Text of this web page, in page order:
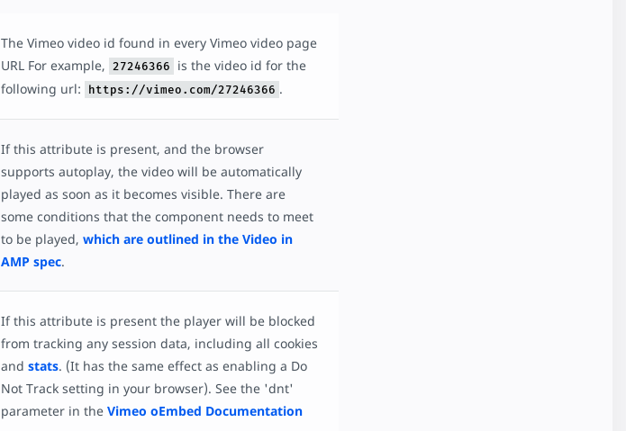
The Vimeo video id found in every Vimeo video page
URL For example, 27246366
is the video id for the
following url:
https://vimeo.com/27246366 .
If this attribute is present, and the browser
supports autoplay, the video will be automatically
played as soon as it becomes visible. There are
some conditions that the component needs to meet
to be played, which are outlined in the Video in
AMP spec.
If this attribute is present the player will be blocked
from tracking any session data, including all cookies
and stats. (It has the same effect as enabling a Do
Not Track setting in your browser). See the 'dnt'
parameter in the Vimeo oEmbed Documentation